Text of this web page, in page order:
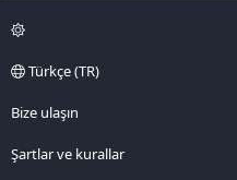
Türkçe (TR)
Bize ulaşın
Şartlar ve kurallar